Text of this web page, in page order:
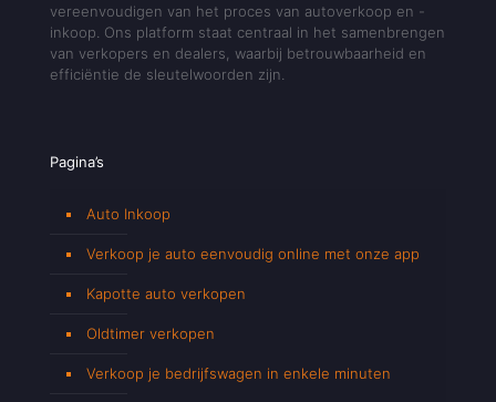
vereenvoudigen van het proces van autoverkoop en -
inkoop. Ons platform staat centraal in het samenbrengen
van verkopers en dealers, waarbij betrouwbaarheid en
efficiëntie de sleutelwoorden zijn.
Pagina’s
Auto Inkoop
Verkoop je auto eenvoudig online met onze app
Kapotte auto verkopen
Oldtimer verkopen
Verkoop je bedrijfswagen in enkele minuten